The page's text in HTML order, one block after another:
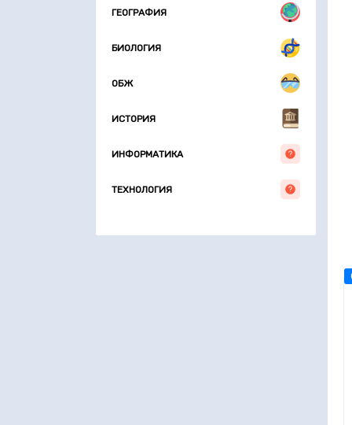
ГЕОГРАФИЯ
БИОЛОГИЯ
ОБЖ
ИСТОРИЯ
ИНФОРМАТИКА
ТЕХНОЛОГИЯ